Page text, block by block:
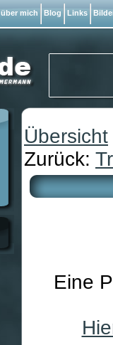
Übersicht
Zurück:
Eine
über mich Blog Links